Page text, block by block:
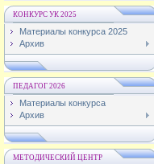
КОНКУРС УК 2025
Материалы конкурса 2025
Архив
ПЕДАГОГ 2026
Материалы конкурса
Архив
МЕТОДИЧЕСКИЙ ЦЕНТР